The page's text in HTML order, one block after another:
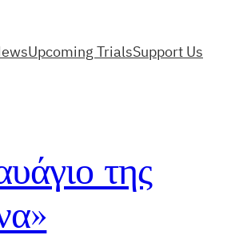
Upcoming TrialsSupport Us
της